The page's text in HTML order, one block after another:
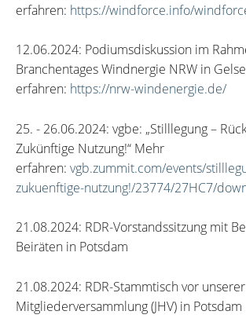
erfahren: https://windforce.info/
12.06.2024: Podiumsdiskussion im
Branchentages Windnergie NRW in
erfahren: https://nrw-windenergie.de/
25. - 26.06.2024: vgbe: „Stilllegung –
Zukünftige Nutzung!“ Mehr
erfahren: vgb.zummit.com/events/
zukuenftige-nutzung!/23774/27HC7/
21.08.2024: RDR-Vorstandssitzung mit
Beiräten in Potsdam
21.08.2024: RDR-Stammtisch vor unserer
Mitgliederversammlung (JHV) in Potsdam